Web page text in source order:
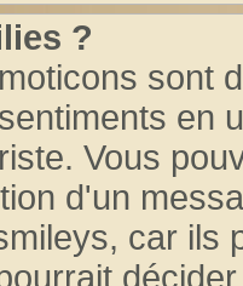
?
sont
en
Vous
d'un
car ils